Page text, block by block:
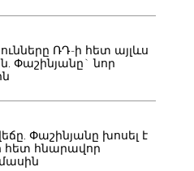
ՌԴ-ի հետ այլևս
Փաշինյանը` նոր
Փաշինյանը խոսել է
հետ հնարավոր